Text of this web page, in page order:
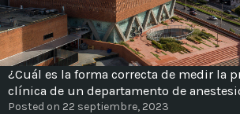
¿Cuál es la forma correcta de medir la
clínica de un departamento de
Posted on 22 septiembre, 2023